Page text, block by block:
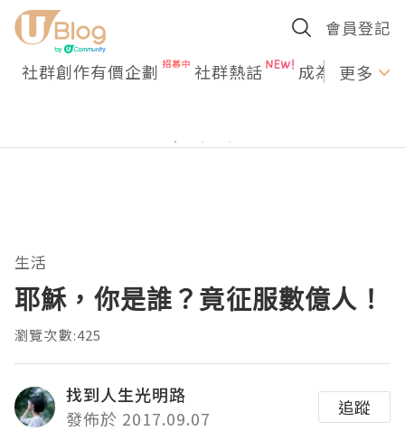
會員登記
社群創作有價企劃 社群熱話 成為U更多
生活
耶穌，你是誰？竟征服數億人！
瀏覽次數:425
找到人生光明路
發佈於 2017.09.07
追蹤